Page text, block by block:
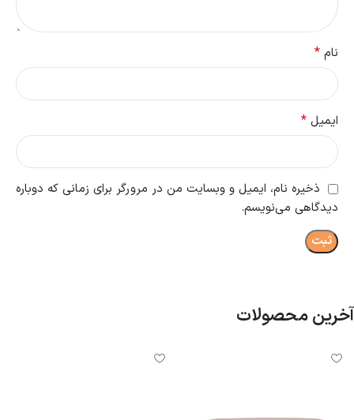
نام *
ایمیل *
ذخیره نام، ایمیل و وبسایت من در مرورگر برای زمانی که دوباره
دیدگاهی می‌نویسم.
آخرین محصولات